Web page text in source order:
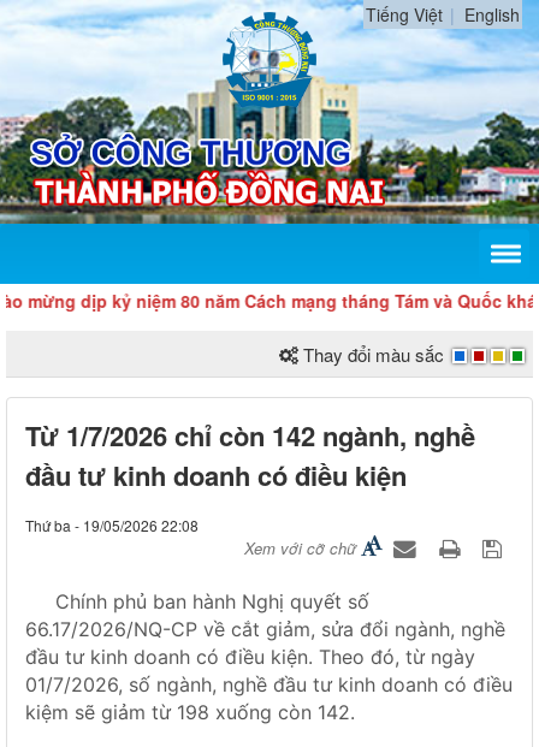
Tiếng Việt English
dịp kỷ niệm 80 năm Cách mạng tháng Tám và Quốc khánh 2/9
Thay đổi màu sắc
Từ 1/7/2026 chỉ còn 142 ngành, nghề
đầu tư kinh doanh có điều kiện
Thứ ba - 19/05/2026 22:08
Xem với cỡ chữ
Chính phủ ban hành Nghị quyết số
66.17/2026/NQ-CP về cắt giảm, sửa đổi ngành, nghề
đầu tư kinh doanh có điều kiện. Theo đó, từ ngày
01/7/2026, số ngành, nghề đầu tư kinh doanh có điều
kiệm sẽ giảm từ 198 xuống còn 142.